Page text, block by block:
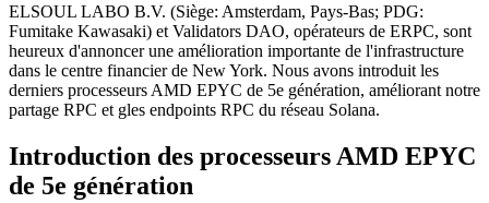
ELSOUL LABO B.V. (Siège: Amsterdam, Pays-Bas; PDG:
Fumitake Kawasaki) et Validators DAO, opérateurs de ERPC, sont
heureux d'annoncer une amélioration importante de l'infrastructure
dans le centre financier de New York. Nous avons introduit les
derniers processeurs AMD EPYC de 5e génération, améliorant notre
partage RPC et gles endpoints RPC du réseau Solana.
Introduction des processeurs AMD EPYC
de 5e génération